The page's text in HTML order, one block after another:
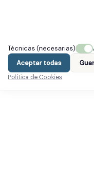
Técnicas (necesarias)
Aceptar todas
Política de Cookies